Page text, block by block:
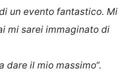
un evento fantastico. Mi
mi sarei immaginato di
dare il mio massimo“.